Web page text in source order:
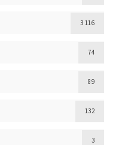
3 116
74
89
132
3